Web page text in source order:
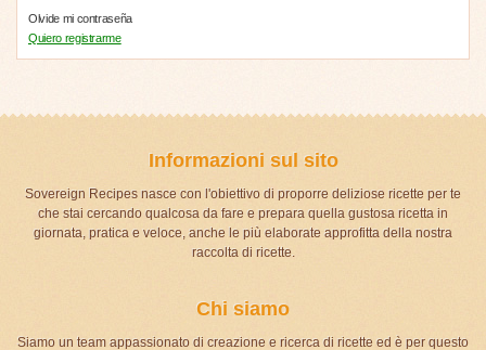
Olvide mi contraseña
Quiero registrarme
Informazioni sul sito
Sovereign Recipes nasce con l'obiettivo di proporre deliziose ricette per te
che stai cercando qualcosa da fare e prepara quella gustosa ricetta in
giornata, pratica e veloce, anche le più elaborate approfitta della nostra
raccolta di ricette.
Chi siamo
Siamo un team appassionato di creazione e ricerca di ricette ed è per questo